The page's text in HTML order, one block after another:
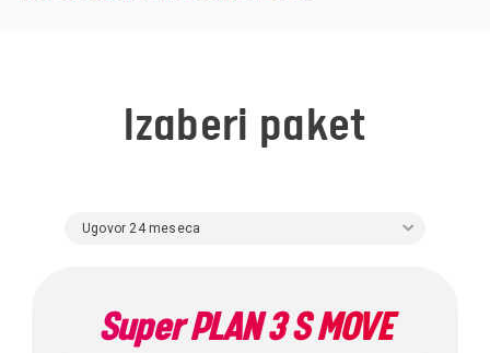
Izaberi paket
Ugovor 24 meseca
Super PLAN 3 S MOVE